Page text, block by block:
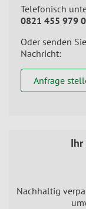
Telefonisch
0821 455 979 0
Oder senden
Nachricht:
Anfrage
Ihr
Nachhaltig